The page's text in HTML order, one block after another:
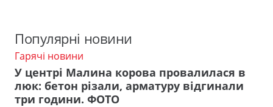
Популярні новини
Гарячі новини
У центрі Малина корова провалилася в
люк: бетон різали, арматуру відгинали
три години. ФОТО